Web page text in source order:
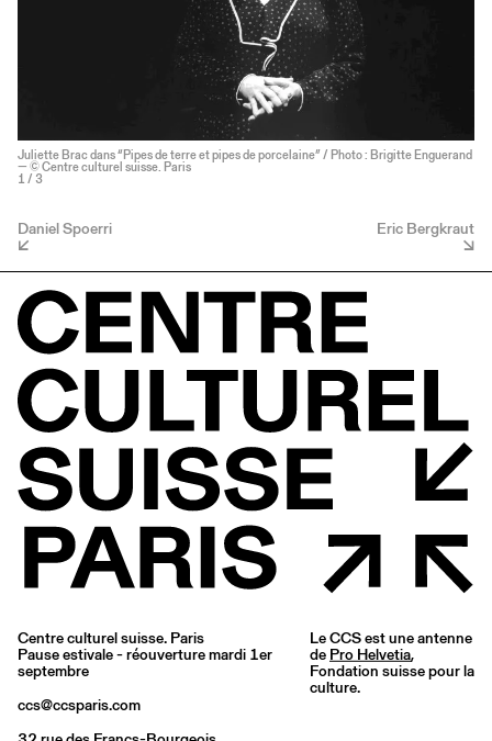
Juliette Brac dans “Pipes de terre et pipes de porcelaine” / Photo : Brigitte Enguerand
— © Centre culturel suisse. Paris
1 / 3
Daniel Spoerri Eric Bergkraut
Centre culturel suisse. Paris
Pause estivale - réouverture mardi 1er
septembre
ccs@ccsparis.com
Le CCS est une antenne
de Pro Helvetia,
Fondation suisse pour la
culture.